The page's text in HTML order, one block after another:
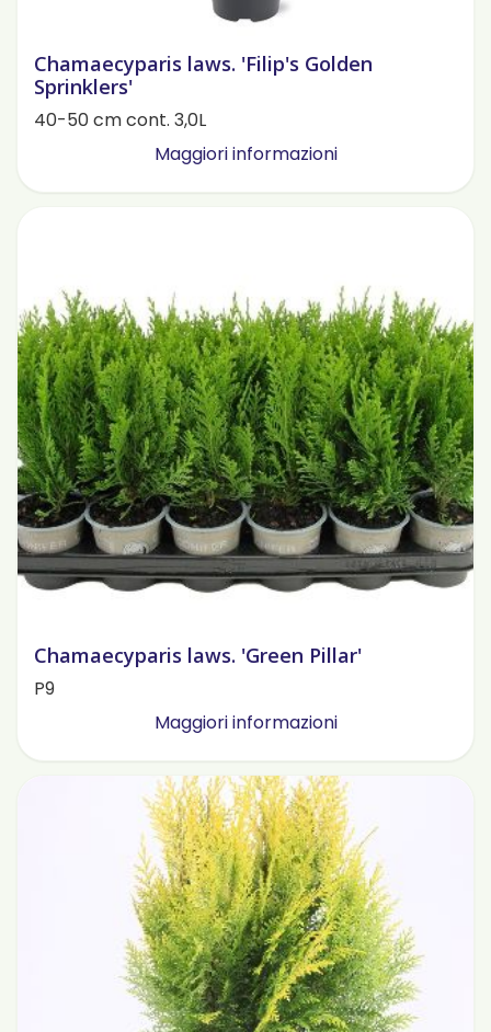
Chamaecyparis laws. 'Filip's Golden
Sprinklers'
40-50 cm cont. 3,0L
Maggiori informazioni
Chamaecyparis laws. 'Green Pillar'
P9
Maggiori informazioni